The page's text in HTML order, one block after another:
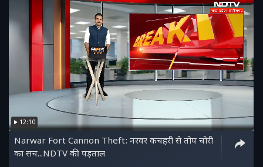
12:10
Narwar Fort Cannon Theft: नरवर कचहरी से तोप चोरी
का सच...NDTV की पड़ताल